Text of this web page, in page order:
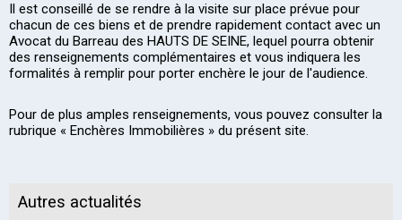
Il est conseillé de se rendre à la visite sur place prévue pour
chacun de ces biens et de prendre rapidement contact avec un
Avocat du Barreau des HAUTS DE SEINE, lequel pourra obtenir
des renseignements complémentaires et vous indiquera les
formalités à remplir pour porter enchère le jour de l'audience.
Pour de plus amples renseignements, vous pouvez consulter la
rubrique « Enchères Immobilières » du présent site.
Autres actualités